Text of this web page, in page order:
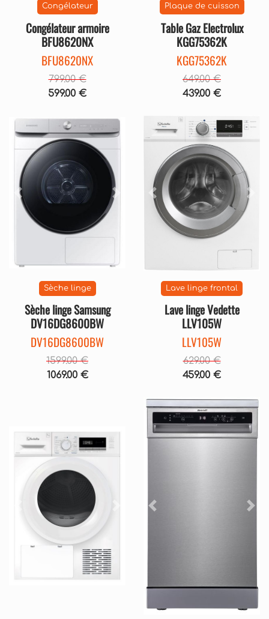
Congélateur
Congélateur armoire
BFU8620NX
BFU8620NX
799.00 €
599.00 €
Plaque de cuisson
Table Gaz Electrolux
KGG75362K
KGG75362K
649.00 €
439.00 €
Précédent Suivant
Sèche linge
Sèche linge Samsung
DV16DG8600BW
DV16DG8600BW
1599.00 €
1069.00 €
Précédent
Lave linge frontal
Lave linge Vedette
LLV105W
LLV105W
629.00 €
459.00 €
Précédent SuivantPrécédent